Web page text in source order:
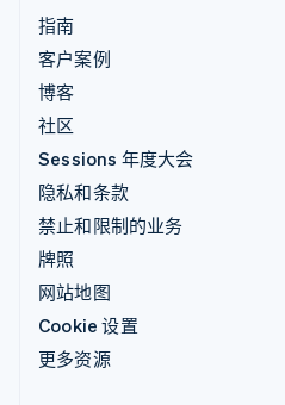
指南
客户案例
博客
社区
Sessions 年度大会
隐私和条款
禁止和限制的业务
牌照
网站地图
Cookie 设置
更多资源